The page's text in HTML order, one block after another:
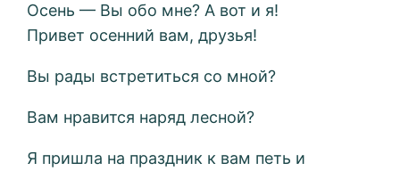
Осень — Вы обо мне? А вот и я!
Привет осенний вам, друзья!
Вы рады встретиться со мной?
Вам нравится наряд лесной?
Я пришла на праздник к вам петь и